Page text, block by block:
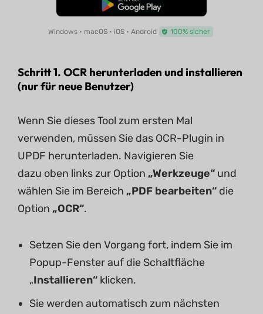
Kostenloser Download
Windows • macOS • iOS • Android 100% sicher
Schritt 1. OCR herunterladen und installieren
(nur für neue Benutzer)
Wenn Sie dieses Tool zum ersten Mal
verwenden, müssen Sie das OCR-Plugin in
UPDF herunterladen. Navigieren Sie
dazu oben links zur Option „Werkzeuge“ und
wählen Sie im Bereich „PDF bearbeiten“ die
Option „OCR“.
Setzen Sie den Vorgang fort, indem Sie im
Popup-Fenster auf die Schaltfläche
„Installieren“ klicken.
Sie werden automatisch zum nächsten